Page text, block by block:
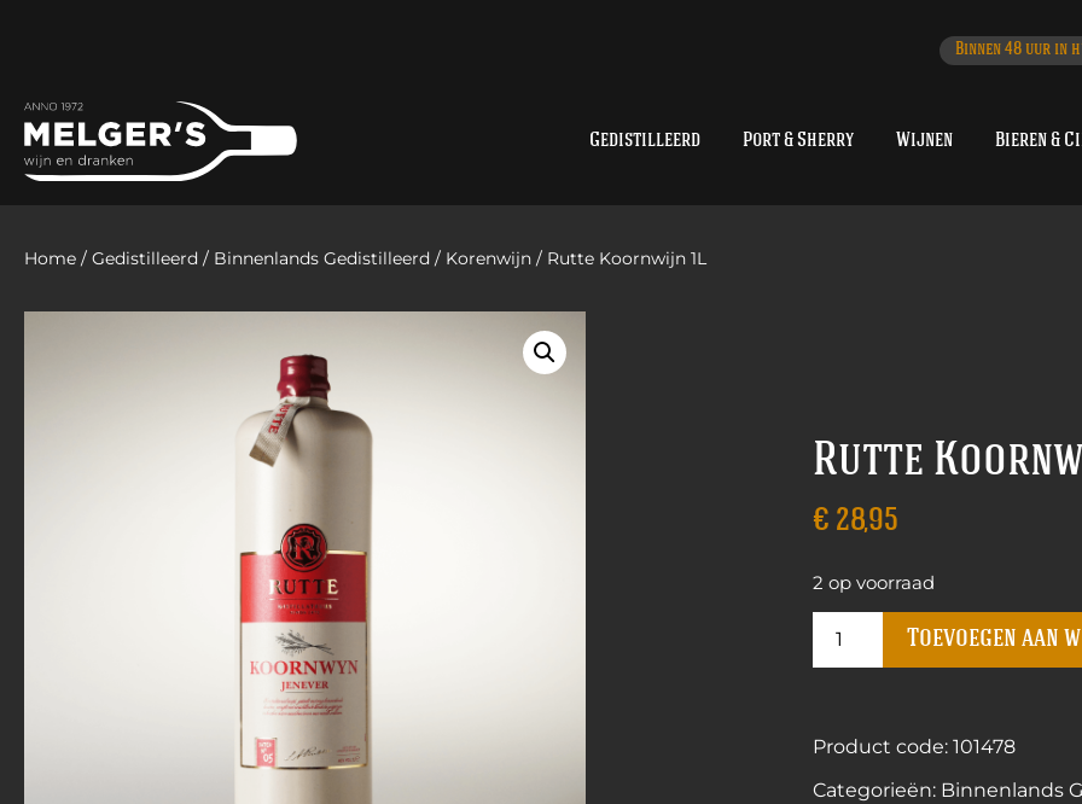
Binnen 48 uur in
Gedistilleerd Port & Sherry Wijnen Bieren &
Home / Gedistilleerd / Binnenlands Gedistilleerd / Korenwijn / Rutte Koornwijn 1L
Rutte
€ 28,95
2 op voorraad
Toevoegen aan
Product code: 101478
Categorieën: Binnenlands